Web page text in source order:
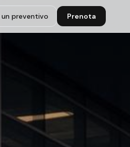
un preventivo Prenota